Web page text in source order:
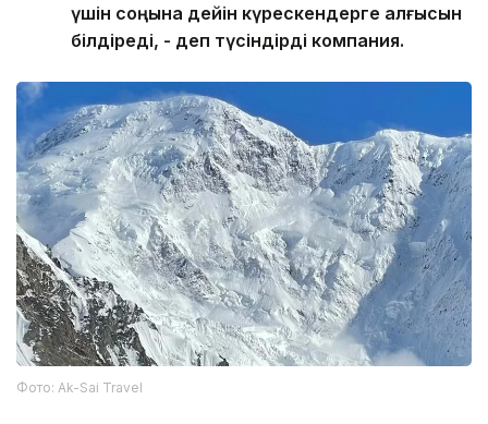
үшін соңына дейін күрескендерге алғысын
білдіреді, - деп түсіндірді компания.
Фото: Ak-Sai Travel